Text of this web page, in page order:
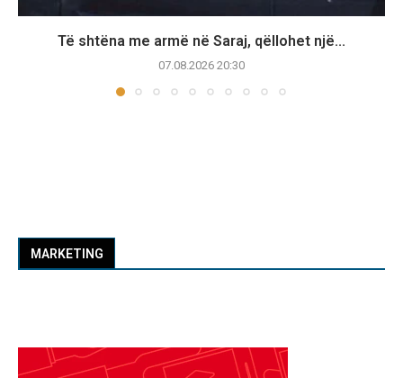
Të shtëna me armë në Saraj, qëllohet një...
07.08.2026 20:30
MARKETING